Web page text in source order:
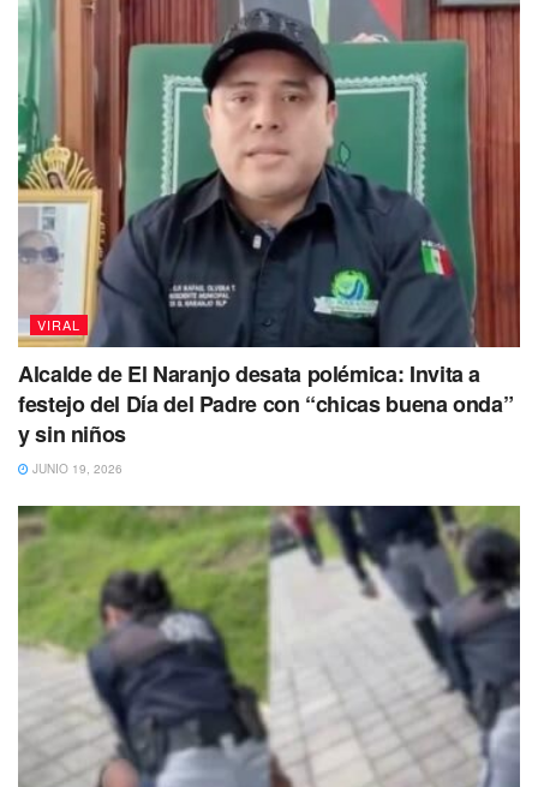
mundial, pasando de Balltze a Cheems;
un perrito que
representa
la realidad de muchas personas en distintas
situaciones.
Puedes volver a Leer
VIRAL
Alcalde de El Naranjo desata polémica: Invita a
festejo del Día del Padre con “chicas buena onda”
y sin niños
JUNIO 19, 2026